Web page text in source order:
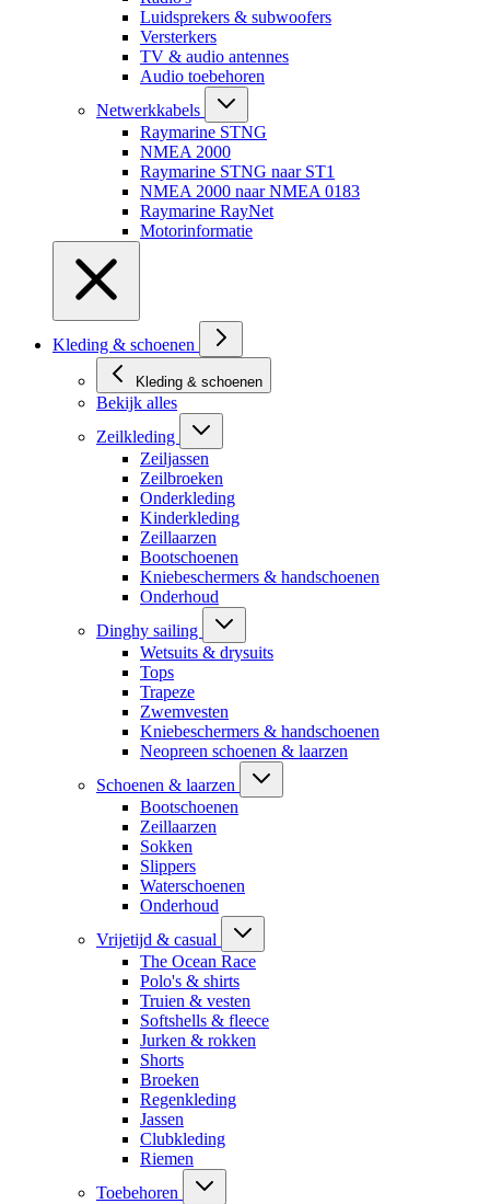
Luidsprekers & subwoofers
Versterkers
TV & audio antennes
Audio toebehoren
Netwerkkabels
Raymarine STNG
NMEA 2000
Raymarine STNG naar ST1
NMEA 2000 naar NMEA 0183
Raymarine RayNet
Motorinformatie
Kleding & schoenen
Kleding & schoenen
Bekijk alles
Zeilkleding
Zeiljassen
Zeilbroeken
Onderkleding
Kinderkleding
Zeillaarzen
Bootschoenen
Kniebeschermers & handschoenen
Onderhoud
Dinghy sailing
Wetsuits & drysuits
Tops
Trapeze
Zwemvesten
Kniebeschermers & handschoenen
Neopreen schoenen & laarzen
Schoenen & laarzen
Bootschoenen
Zeillaarzen
Sokken
Slippers
Waterschoenen
Onderhoud
Vrijetijd & casual
The Ocean Race
Polo's & shirts
Truien & vesten
Softshells & fleece
Jurken & rokken
Shorts
Broeken
Regenkleding
Jassen
Clubkleding
Riemen
Toebehoren